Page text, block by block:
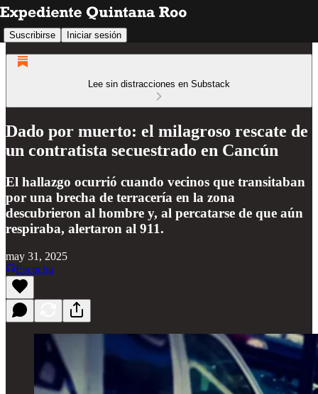
Suscribirse Iniciar sesión
Lee sin distracciones en Substack
Dado por muerto: el milagroso rescate de
un contratista secuestrado en Cancún
El hallazgo ocurrió cuando vecinos que transitaban
por una brecha de terracería en la zona
descubrieron al hombre y, al percatarse de que aún
respiraba, alertaron al 911.
may 31, 2025
Escucha